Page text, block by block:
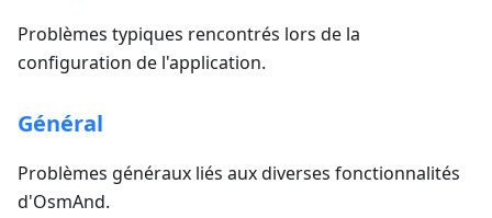
Problèmes typiques rencontrés lors de la
configuration de l'application.
Général
Problèmes généraux liés aux diverses fonctionnalités
d'OsmAnd.